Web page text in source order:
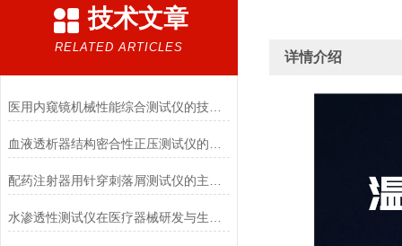
技术文章
RELATED ARTICLES
医用内窥镜机械性能综合测试仪的技术特点详解
详情介绍